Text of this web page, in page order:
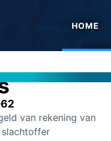
HOME
van rekening van